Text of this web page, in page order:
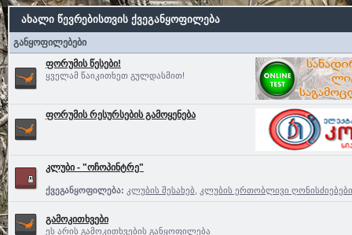
ახალი წევრებისთვის ქვეგანყოფილება
განყოფილებები
ფორუმის წესები!
ყველამ წაიკითხეთ გულდასმით!
ფორუმის რესურსების გამოყენება
კლუბი - "ოჩოპინტრე"
ქვეგანყოფილება: კლუბის შესახებ კლუბის ერთობლივი ღონისძიებები
გამოკითხვები
ეს არის გამოკითხვების განყოფილება